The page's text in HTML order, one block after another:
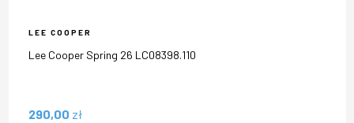
LEE COOPER
Lee Cooper Spring 26 LC08398.110
290,00 zł